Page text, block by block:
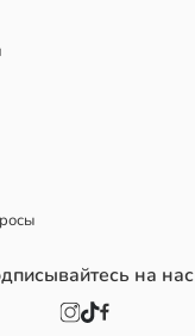
на нас